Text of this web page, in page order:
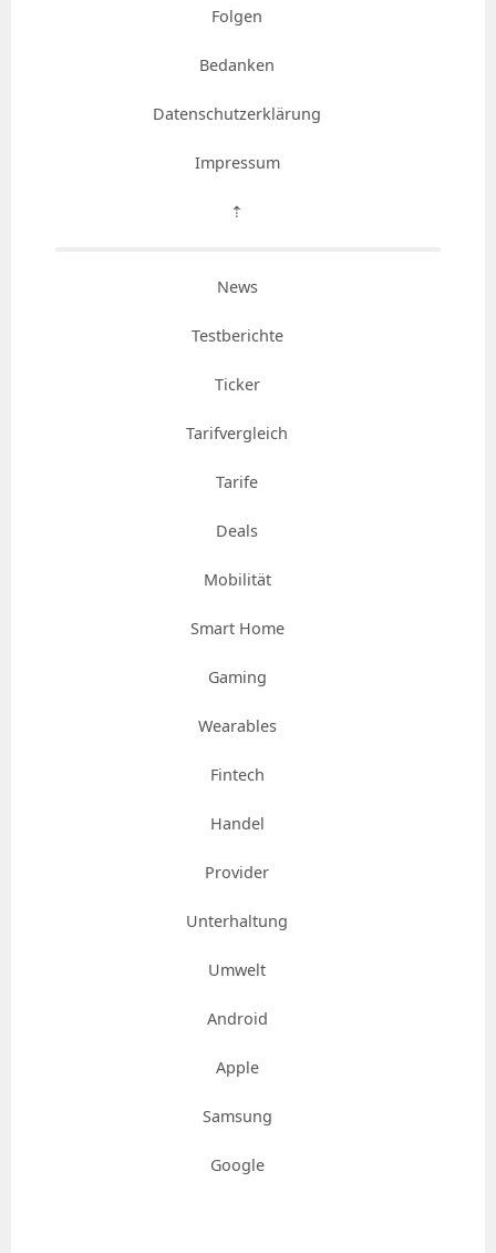
Folgen
Bedanken
Datenschutzerklärung
Impressum
⇡
News
Testberichte
Ticker
Tarifvergleich
Tarife
Deals
Mobilität
Smart Home
Gaming
Wearables
Fintech
Handel
Provider
Unterhaltung
Umwelt
Android
Apple
Samsung
Google